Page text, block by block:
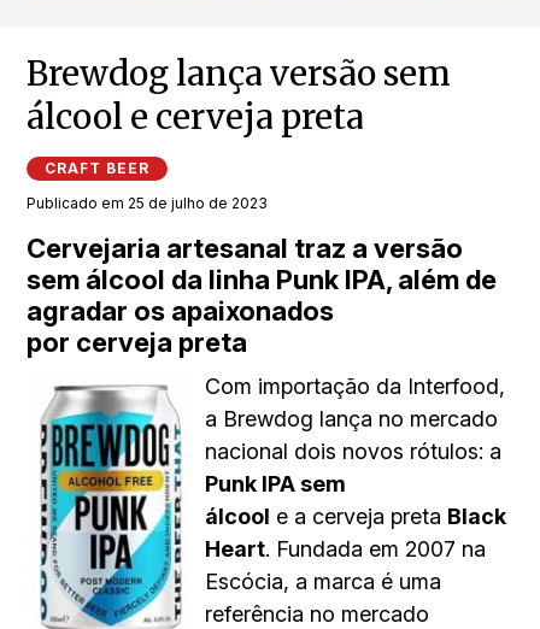
Brewdog lança versão sem
álcool e cerveja preta
CRAFT BEER
Publicado em 25 de julho de 2023
Cervejaria artesanal traz a versão
sem álcool da linha Punk IPA, além de
agradar os apaixonados
por cerveja preta
Com importação da Interfood,
a Brewdog lança no mercado
nacional dois novos rótulos: a
Punk IPA sem
álcool e a cerveja preta Black
Heart. Fundada em 2007 na
Escócia, a marca é uma
referência no mercado